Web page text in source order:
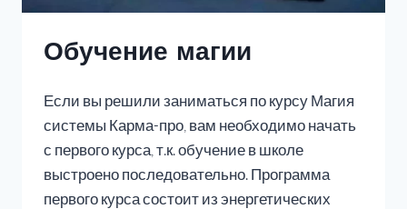
Обучение магии
Если вы решили заниматься по курсу Магия
системы Карма-про, вам необходимо начать
с первого курса, т.к. обучение в школе
выстроено последовательно. Программа
первого курса состоит из энергетических